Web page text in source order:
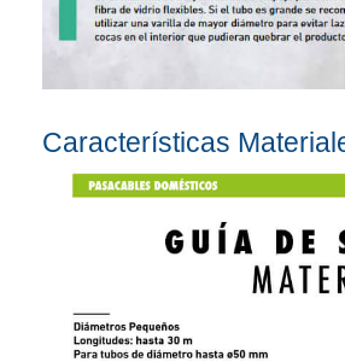
Características